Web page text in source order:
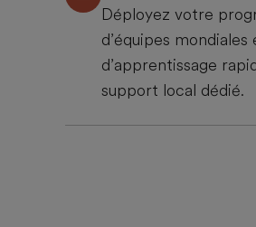
Déployez votre
d’équipes
d’apprentissage
support local dédié.